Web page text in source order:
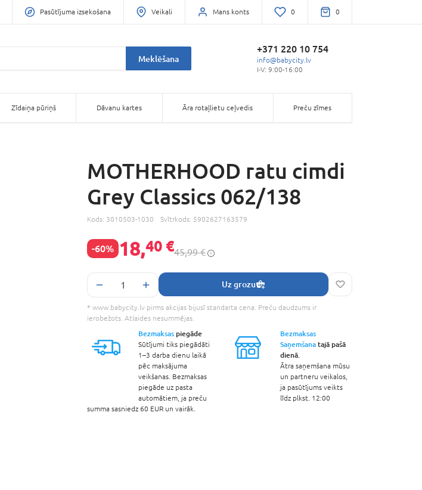
Pasūtījuma izsekošana Veikali Mans konts 0 0
Meklēšana
+371 220 10 754
info@babycity.lv
I-V: 9:00-16:00
Zīdaiņa pūriņš Dāvanu kartes Āra rotaļlietu ceļvedis Preču zīmes
MOTHERHOOD ratu cimdi
Grey Classics 062/138
Kods: 3010503-1030 Svītrkods: 5902627163579
-60% 18,40 €45,99 €
Uz grozu
* www.babycity.lv pirms akcijas bijusī standarta cena. Preču daudzums ir
ierobežots. Atlaides nesummējas.
Bezmaksas piegāde
Sūtījumi tiks piegādāti
1–3 darba dienu laikā
pēc maksājuma
veikšanas. Bezmaksas
piegāde uz pasta
automātiem, ja preču
summa sasniedz 60 EUR un vairāk.
Bezmaksas
Saņemšanatajā pašā
dienā.
Ātra saņemšana mūsu
un partneru veikalos,
ja pasūtījums veikts
līdz plkst. 12:00